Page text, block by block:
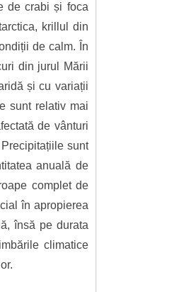
de crabi și foca
krillul din
de calm. În
din jurul Mării
și cu variații
sunt relativ mai
de vânturi
sunt
anuală de
complet de
în apropierea
însă pe durata
climatice